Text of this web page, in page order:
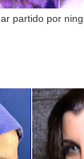
partido por